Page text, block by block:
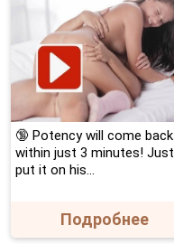
🔞 Potency will come back
within just 3 minutes! Just
put it on his…
Подробнее